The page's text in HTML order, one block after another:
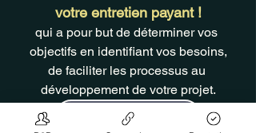
votre entretien payant !
qui a pour but de déterminer vos
objectifs en identifiant vos besoins,
de faciliter les processus au
développement de votre projet.
Réserver votre entretien